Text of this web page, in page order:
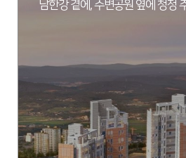
남한강 곁에, 수변공원 옆에 청정